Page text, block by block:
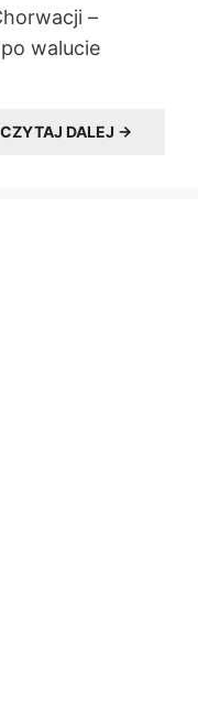
–
walucie
CZYTAJ DALEJ →